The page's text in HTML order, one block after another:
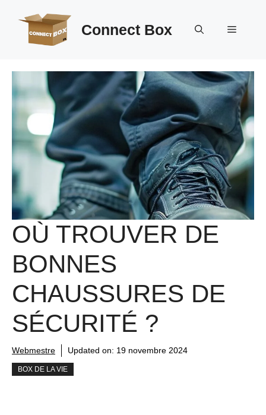
contenu
Connect Box Menu
OÙ TROUVER DE
BONNES
CHAUSSURES DE
SÉCURITÉ ?
Webmestre Updated on: 19 novembre 2024
BOX DE LA VIE